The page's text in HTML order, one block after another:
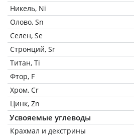
Никель, Ni
Олово, Sn
Селен, Se
Стронций, Sr
Титан, Ti
Фтор, F
Хром, Cr
Цинк, Zn
Усвояемые углеводы
Крахмал и декстрины